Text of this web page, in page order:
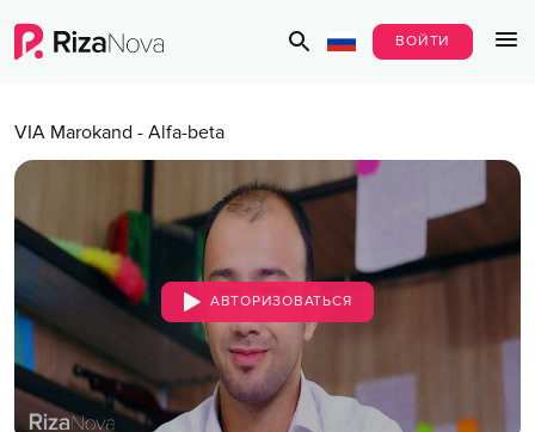
ВОЙТИ
VIA Marokand - Alfa-beta
АВТОРИЗОВАТЬСЯ